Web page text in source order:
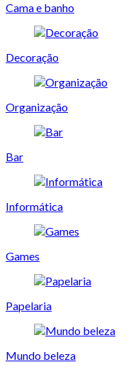
Cama e banho
Decoração
Organização
Bar
Informática
Games
Papelaria
Mundo beleza